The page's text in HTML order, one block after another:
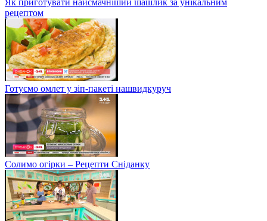
рецептом
Готуємо омлет у зіп-пакеті нашвидкуруч
Солимо огірки – Рецепти Сніданку